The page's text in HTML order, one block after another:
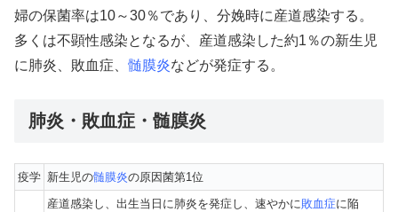
婦の保菌率は10～30％であり、分娩時に産道感染する。
多くは不顕性感染となるが、産道感染した約1％の新生児
に肺炎、敗血症、 髄膜炎などが発症する。
肺炎・敗血症・髄膜炎
疫学 新生児の髄膜炎の原因菌第1位
産道感染し、出生当日に肺炎を発症し、速やかに 敗血症に陥